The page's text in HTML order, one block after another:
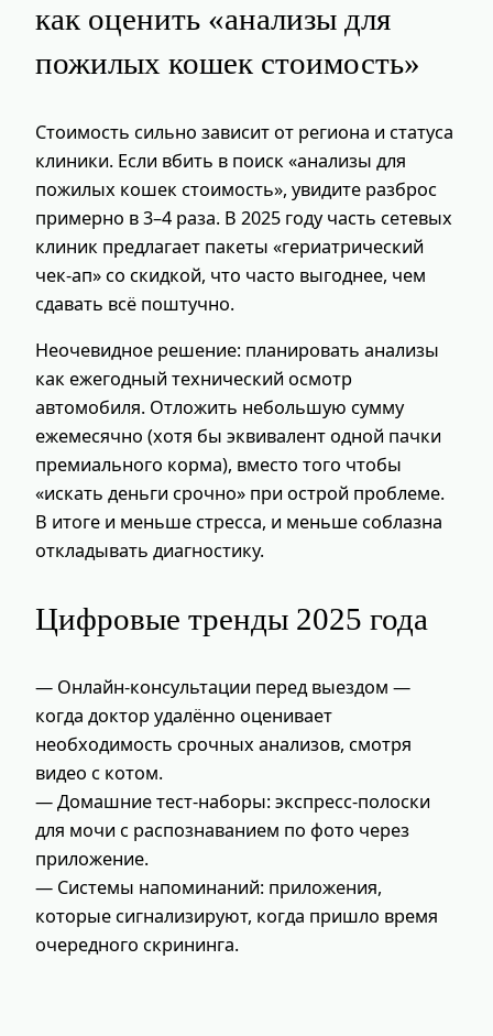
как оценить «анализы для
пожилых кошек стоимость»
Стоимость сильно зависит от региона и статуса
клиники. Если вбить в поиск «анализы для
пожилых кошек стоимость», увидите разброс
примерно в 3–4 раза. В 2025 году часть сетевых
клиник предлагает пакеты «гериатрический
чек‑ап» со скидкой, что часто выгоднее, чем
сдавать всё поштучно.
Неочевидное решение: планировать анализы
как ежегодный технический осмотр
автомобиля. Отложить небольшую сумму
ежемесячно (хотя бы эквивалент одной пачки
премиального корма), вместо того чтобы
«искать деньги срочно» при острой проблеме.
В итоге и меньше стресса, и меньше соблазна
откладывать диагностику.
Цифровые тренды 2025 года
— Онлайн-консультации перед выездом —
когда доктор удалённо оценивает
необходимость срочных анализов, смотря
видео с котом.
— Домашние тест‑наборы: экспресс‑полоски
для мочи с распознаванием по фото через
приложение.
— Системы напоминаний: приложения,
которые сигнализируют, когда пришло время
очередного скрининга.